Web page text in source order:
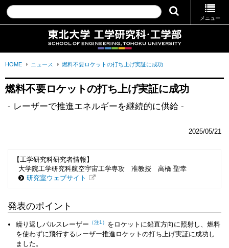
メニュー
HOME ニュース 燃料不要ロケットの打ち上げ実証に成功
燃料不要ロケットの打ち上げ実証に成功
- レーザーで推進エネルギーを継続的に供給 -
2025/05/21
【工学研究科研究者情報】
大学院工学研究科航空宇宙工学専攻 准教授 高橋 聖幸
研究室ウェブサイト
発表のポイント
繰り返しパルスレーザー （注1）
をロケットに鉛直方向に照射し、燃料
を使わずに飛行するレーザー推進ロケットの打ち上げ実証に成功し
ました。